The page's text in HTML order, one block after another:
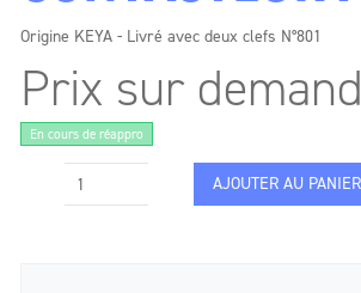
Origine KEYA - Livré avec deux clefs N°801
Prix sur
En cours de réappro
AJOUTER AU PANIER